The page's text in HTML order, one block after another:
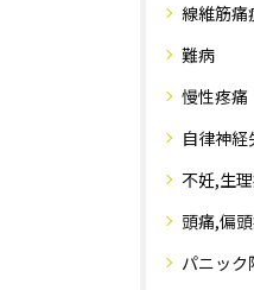
線維筋痛
難病
慢性疼痛
自律神経
不妊,生
頭痛,偏
パニック